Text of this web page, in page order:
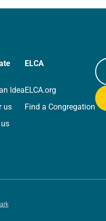
Idea
us
ELCA
ELCA.org
Find a Congregation